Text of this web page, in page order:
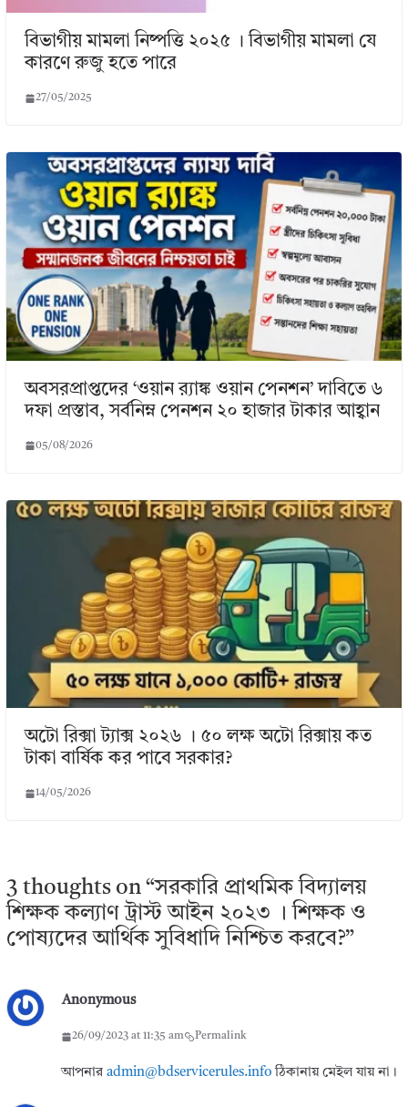
বিভাগীয় মামলা নিষ্পত্তি ২০২৫ । বিভাগীয় মামলা যে
কারণে রুজু হতে পারে
27/05/2025
অবসরপ্রাপ্তদের ‘ওয়ান র‌্যাঙ্ক ওয়ান পেনশন’ দাবিতে ৬
দফা প্রস্তাব, সর্বনিম্ন পেনশন ২০ হাজার টাকার আহ্বান
05/08/2026
অটো রিক্সা ট্যাক্স ২০২৬ । ৫০ লক্ষ অটো রিক্সায় কত
টাকা বার্ষিক কর পাবে সরকার?
14/05/2026
3 thoughts on “সরকারি প্রাথমিক বিদ্যালয়
শিক্ষক কল্যাণ ট্রাস্ট আইন ২০২৩ । শিক্ষক ও
পোষ্যদের আর্থিক সুবিধাদি নিশ্চিত করবে?”
Anonymous
26/09/2023 at 11:35 am Permalink
আপনার admin@bdservicerules.info ঠিকানায় মেইল যায় না।